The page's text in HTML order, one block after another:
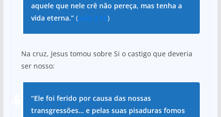
aquele que nele crê não pereça, mas tenha a
vida eterna.”(João 3:16)
Na cruz, Jesus tomou sobre Si o castigo que deveria
ser nosso:
“Ele foi ferido por causa das nossas
transgressões… e pelas suas pisaduras fomos